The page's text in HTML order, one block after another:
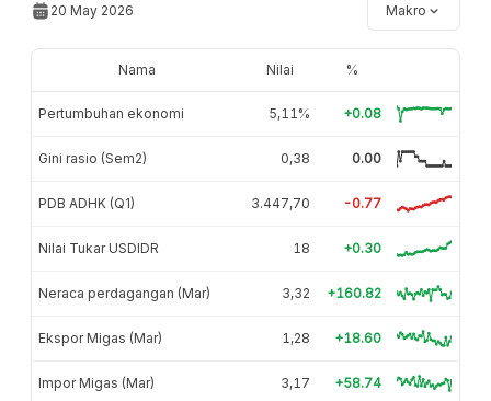
20 May 2026 Makro
Nama Nilai %
Pertumbuhan ekonomi 5,11% +0.08
Gini rasio (Sem2) 0,38 0.00
PDB ADHK (Q1) 3.447,70 -0.77
Nilai Tukar USDIDR 18 +0.30
Neraca perdagangan (Mar) 3,32 +160.82
Ekspor Migas (Mar) 1,28 +18.60
Impor Migas (Mar) 3,17 +58.74